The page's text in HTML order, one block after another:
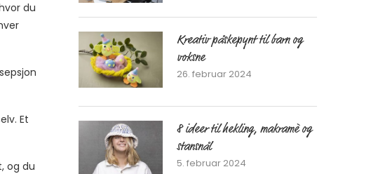
du
Et
og du
Kreativ påskepynt til barn og
voksne
26. februar 2024
8 ideer til hekling, makramè og
stansnål
5. februar 2024